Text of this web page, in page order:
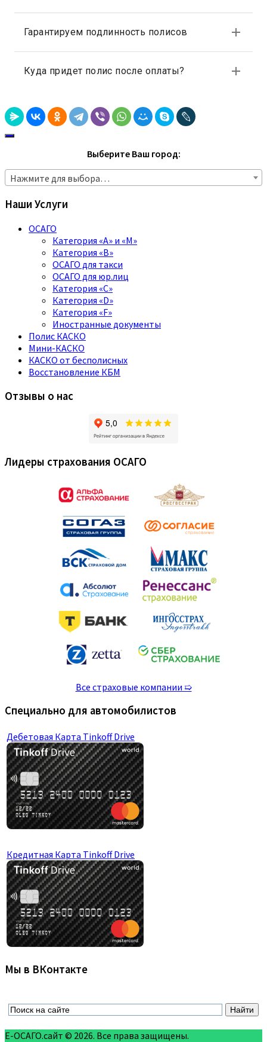
Выберите Ваш город:
Нажмите для выбора…
Наши Услуги
ОСАГО
Категория «A» и «M»
Категория «B»
ОСАГО для такси
ОСАГО для юр.лиц
Категория «C»
Категория «D»
Категория «F»
Иностранные документы
Полис КАСКО
Мини-КАСКО
КАСКО от бесполисных
Восстановление КБМ
Отзывы о нас
Лидеры страхования ОСАГО
Все страховые компании ➯
Специально для автомобилистов
Дебетовая Карта Tinkoff Drive
Кредитная Карта Tinkoff Drive
Мы в ВКонтакте
Е-ОСАГО.сайт © 2026. Все права защищены.